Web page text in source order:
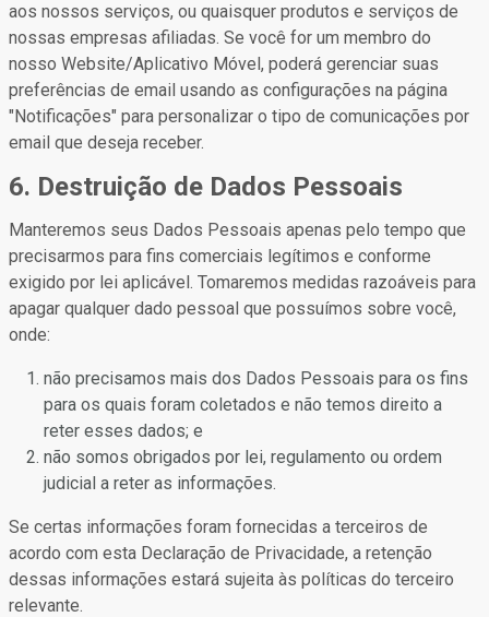
aos nossos serviços, ou quaisquer produtos e serviços de
nossas empresas afiliadas. Se você for um membro do
nosso Website/Aplicativo Móvel, poderá gerenciar suas
preferências de email usando as configurações na página
"Notificações" para personalizar o tipo de comunicações por
email que deseja receber.
6. Destruição de Dados Pessoais
Manteremos seus Dados Pessoais apenas pelo tempo que
precisarmos para fins comerciais legítimos e conforme
exigido por lei aplicável. Tomaremos medidas razoáveis para
apagar qualquer dado pessoal que possuímos sobre você,
onde:
não precisamos mais dos Dados Pessoais para os fins
para os quais foram coletados e não temos direito a
reter esses dados; e
não somos obrigados por lei, regulamento ou ordem
judicial a reter as informações.
Se certas informações foram fornecidas a terceiros de
acordo com esta Declaração de Privacidade, a retenção
dessas informações estará sujeita às políticas do terceiro
relevante.